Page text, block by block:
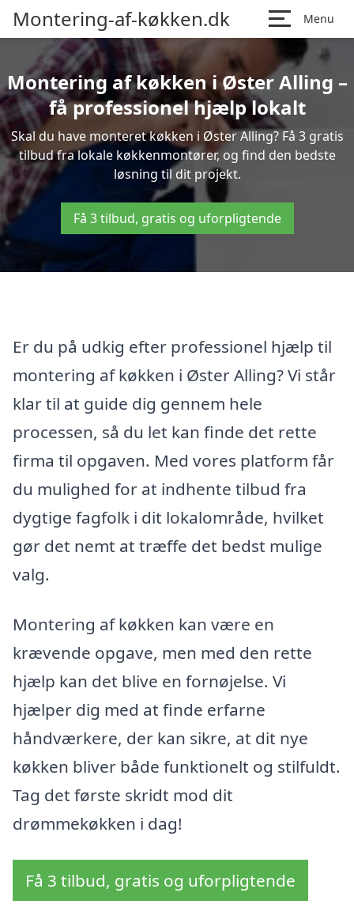
Montering-af-køkken.dk Menu
Montering af køkken i Øster Alling –
få professionel hjælp lokalt
Skal du have monteret køkken i Øster Alling? Få 3 gratis
tilbud fra lokale køkkenmontører, og find den bedste
løsning til dit projekt.
Få 3 tilbud, gratis og uforpligtende
Er du på udkig efter professionel hjælp til
montering af køkken i Øster Alling? Vi står
klar til at guide dig gennem hele
processen, så du let kan finde det rette
firma til opgaven. Med vores platform får
du mulighed for at indhente tilbud fra
dygtige fagfolk i dit lokalområde, hvilket
gør det nemt at træffe det bedst mulige
valg.
Montering af køkken kan være en
krævende opgave, men med den rette
hjælp kan det blive en fornøjelse. Vi
hjælper dig med at finde erfarne
håndværkere, der kan sikre, at dit nye
køkken bliver både funktionelt og stilfuldt.
Tag det første skridt mod dit
drømmekøkken i dag!
Få 3 tilbud, gratis og uforpligtende